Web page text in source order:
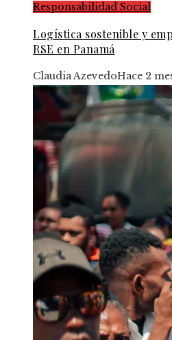
Responsabilidad Social
Logística sostenible y
RSE en Panamá
Claudia AzevedoHace 2